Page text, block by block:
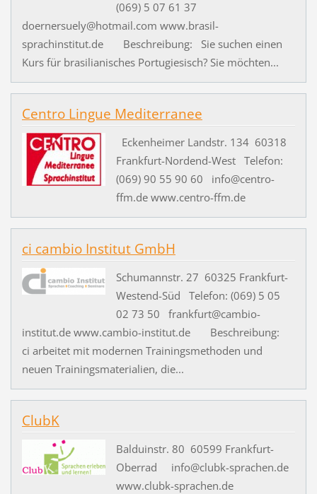
(069) 5 07 61 37
doernersuely@hotmail.com www.brasil-
sprachinstitut.de Beschreibung: Sie suchen einen
Kurs für brasilianisches Portugiesisch? Sie möchten...
Centro Lingue Mediterranee
Eckenheimer Landstr. 134 60318
Frankfurt-Nordend-West Telefon:
(069) 90 55 90 60 info@centro-
ffm.de www.centro-ffm.de
ci cambio Institut GmbH
Schumannstr. 27 60325 Frankfurt-
Westend-Süd Telefon: (069) 5 05
02 73 50 frankfurt@cambio-
institut.de www.cambio-institut.de Beschreibung:
ci arbeitet mit modernen Trainingsmethoden und
neuen Trainingsmaterialien, die...
ClubK
Balduinstr. 80 60599 Frankfurt-
Oberrad info@clubk-sprachen.de
www.clubk-sprachen.de